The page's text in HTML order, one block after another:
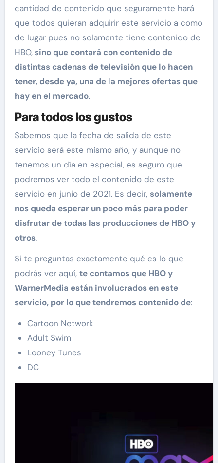
cantidad de contenido que seguramente hará
que todos quieran adquirir este servicio a como
de lugar pues no solamente tiene contenido de
HBO,sino que contará con contenido de
distintas cadenas de televisión que lo hacen
tener, desde ya, una de la mejores ofertas que
hay en el mercado.
Para todos los gustos
Sabemos que la fecha de salida de este
servicio será este mismo año, y aunque no
tenemos un día en especial, es seguro que
podremos ver todo el contenido de este
servicio en junio de 2021. Es decir, solamente
nos queda esperar un poco más para poder
disfrutar de todas las producciones de HBO y
otros.
Si te preguntas exactamente qué es lo que
podrás ver aquí, te contamos que HBO y
WarnerMedia están involucrados en este
servicio, por lo que tendremos contenido de:
Cartoon Network
Adult Swim
Looney Tunes
DC